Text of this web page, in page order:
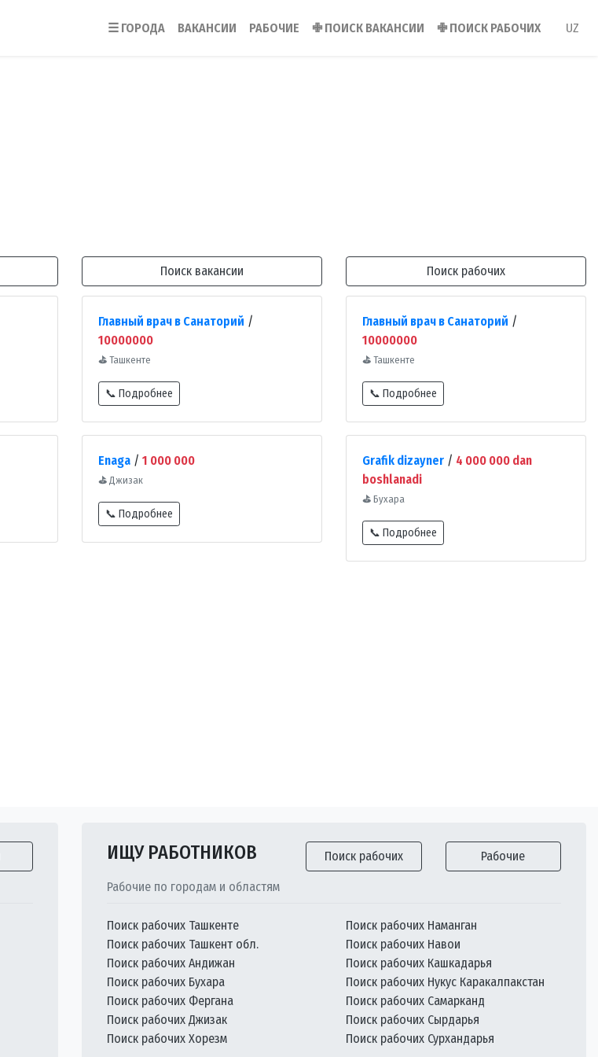
☰ ГОРОДА ВАКАНСИИ РАБОЧИЕ ✙ПОИСК ВАКАНСИИ ✙ПОИСК РАБОЧИХ UZ
Поиск вакансии Поиск рабочих
Главный врач в Санаторий /
10000000
⛳ Ташкенте
📞 Подробнее
Главный врач в Санаторий /
10000000
⛳ Ташкенте
📞 Подробнее
Enaga / 1 000 000
⛳ Джизак
📞 Подробнее
Grafik dizayner / 4 000 000 dan
boshlanadi
⛳ Бухара
📞 Подробнее
ИЩУ РАБОТНИКОВ Поиск рабочих Рабочие
Рабочие по городам и областям
Поиск рабочих Ташкенте
Поиск рабочих Ташкент обл.
Поиск рабочих Андижан
Поиск рабочих Бухара
Поиск рабочих Фергана
Поиск рабочих Джизак
Поиск рабочих Хорезм
Поиск рабочих Наманган
Поиск рабочих Навои
Поиск рабочих Кашкадарья
Поиск рабочих Нукус Каракалпакстан
Поиск рабочих Самарканд
Поиск рабочих Сырдарья
Поиск рабочих Сурхандарья